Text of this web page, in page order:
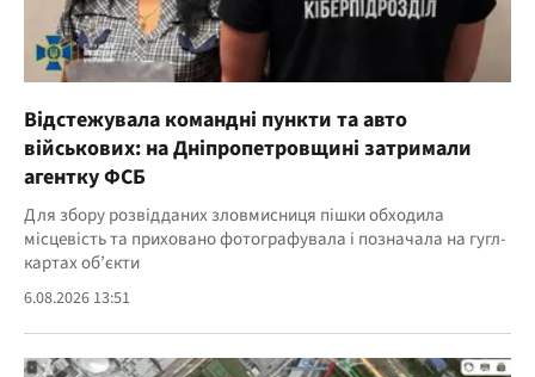
Відстежувала командні пункти та авто
військових: на Дніпропетровщині затримали
агентку ФСБ
Для збору розвідданих зловмисниця пішки обходила
місцевість та приховано фотографувала і позначала на гугл-
картах об’єкти
6.08.2026 13:51